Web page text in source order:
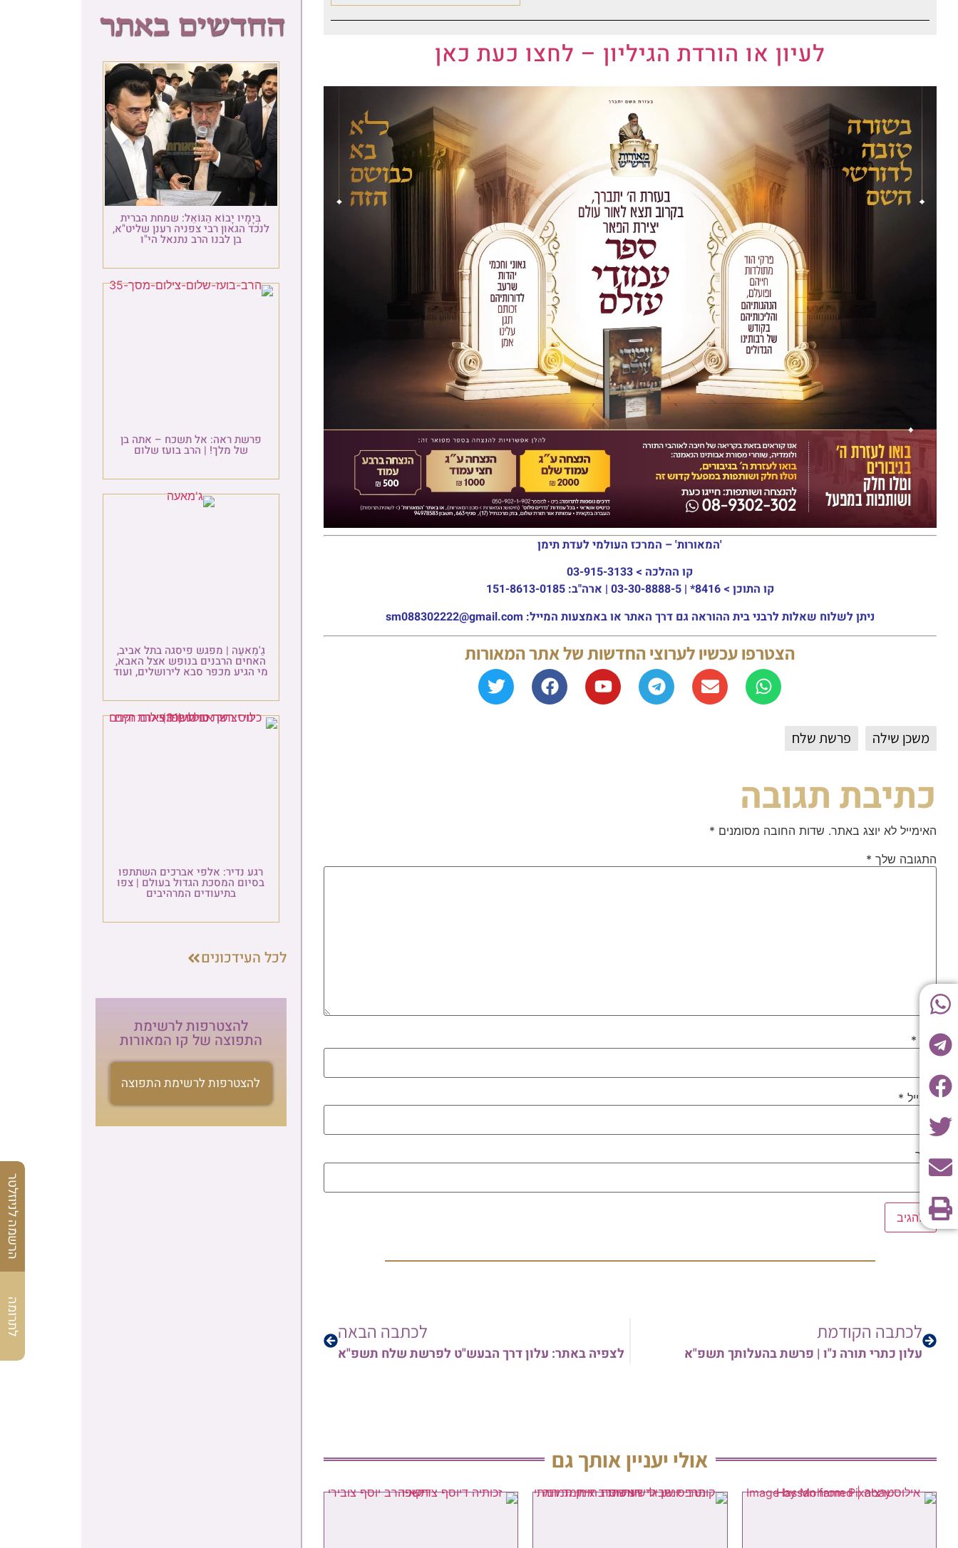
לעיון או הורדת הגיליון – לחצו כעת כאן
'המאורות' – המרכז העולמי לעדת תימן
קו ההלכה >
קו התוכן >8416* | 03-30-8888-5 | ארה"ב: 151-8613-0185
ניתן לשלוח שאלות לרבני בית ההוראה גם דרך האתר או באמצעות המייל: sm088302222@gmail.com
הצטרפו עכשיו לערוצי החדשות של אתר המאורות
משכן שילה פרשת שלח
כתיבת תגובה
האימייל לא יוצג באתר. שדות החובה מסומנים *
התגובה שלך *
שם *
אימייל *
אתר
לכתבה הקודמת
עלון כתרי תורה נ"ו | פרשת בהעלותך תשפ"א
לכתבה הבאה
לצפיה באתר: עלון דרך הבעש"ט לפרשת שלח תשפ"א
אולי יעניין אותך גם
בְּיָמָיו יָבוֹא הַגּוֹאֵל: שמחת הברית
לנכד הגאון רבי צפניה רענן שליט"א,
בן לבנו הרב נתנאל הי"ו
פרשת ראה: אל תשכח – אתה בן
של מלך! | הרב בועז שלום
גַ'מַאעַה | מפגש פיסגה בתל אביב,
האחים הרבנים בנופש אצל האבא,
מי הגיע מכפר סבא לירושלים, ועוד
רגע נדיר: אלפי אברכים השתתפו
בסיום המסכת הגדול בעולם | צפו
בתיעודים המרהיבים
לכל העידכונים
להצטרפות לרשימת
התפוצה של קו המאורות
להצטרפות לרשימת התפוצה
הרשמה לניוזלטר
לתרומה